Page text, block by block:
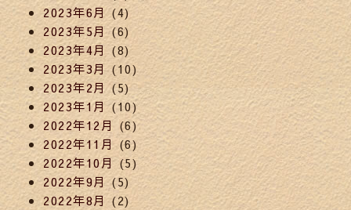
2023年6月(4)
2023年5月(6)
2023年4月 (8)
2023年3月(10)
2023年2月(5)
2023年1月 (10)
2022年12月 (6)
2022年11月(6)
2022年10月(5)
2022年9月(5)
2022年8月(2)